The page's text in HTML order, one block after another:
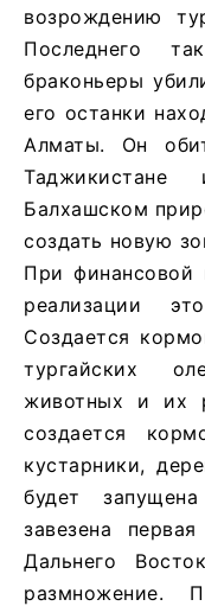
возрождению
Последнего
браконьеры
его останки
Алматы. Он
Балхашском
создать новую
При финансовой
реализации
Создается
тургайских
животных и их
создается
кустарники,
будет
завезена
Дальнего
размножение.